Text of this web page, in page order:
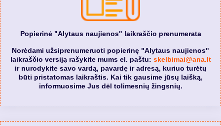
Popierinė "Alytaus naujienos" laikraščio prenumerata
Norėdami užsiprenumeruoti popierinę "Alytaus naujienos"
laikraščio versiją rašykite mums el. paštu: skelbimai@ana.lt
ir nurodykite savo vardą, pavardę ir adresą, kuriuo turėtų
būti pristatomas laikraštis. Kai tik gausime jūsų laišką,
informuosime Jus dėl tolimesnių žingsnių.